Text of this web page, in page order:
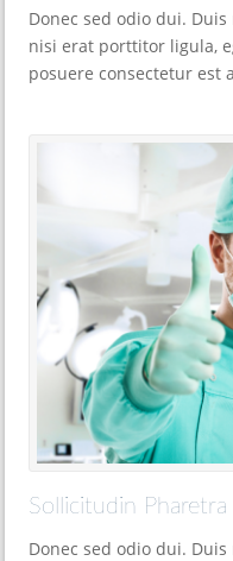
Donec sed odio dui.
nisi erat porttitor ligula,
posuere consectetur est
Sollicitudin Pharetra
Donec sed odio dui.